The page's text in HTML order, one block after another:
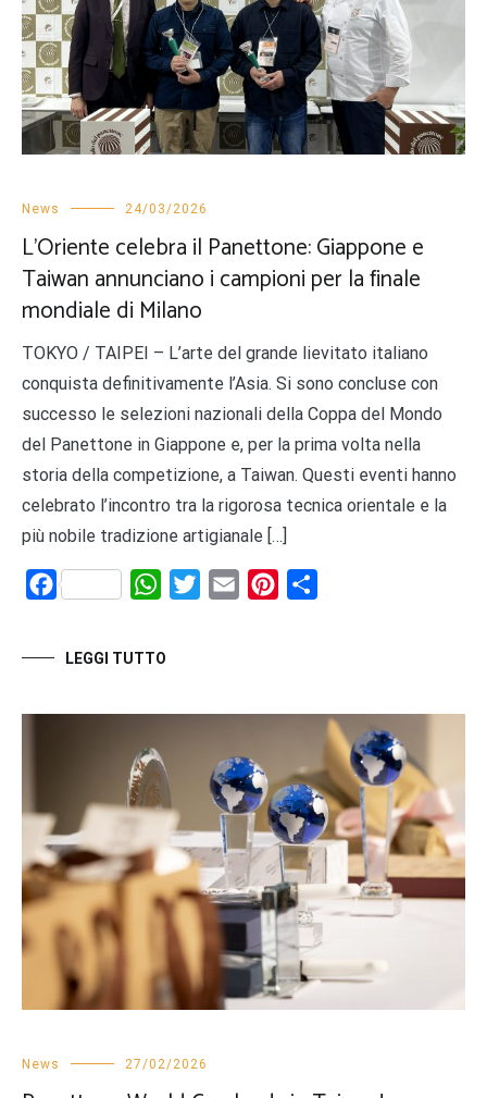
News 24/03/2026
L’Oriente celebra il Panettone: Giappone e
Taiwan annunciano i campioni per la finale
mondiale di Milano
TOKYO / TAIPEI – L’arte del grande lievitato italiano
conquista definitivamente l’Asia. Si sono concluse con
successo le selezioni nazionali della Coppa del Mondo
del Panettone in Giappone e, per la prima volta nella
storia della competizione, a Taiwan. Questi eventi hanno
celebrato l’incontro tra la rigorosa tecnica orientale e la
più nobile tradizione artigianale […]
Facebook WhatsAppTwitterEmail Pinterest
LEGGI TUTTO
News 27/02/2026